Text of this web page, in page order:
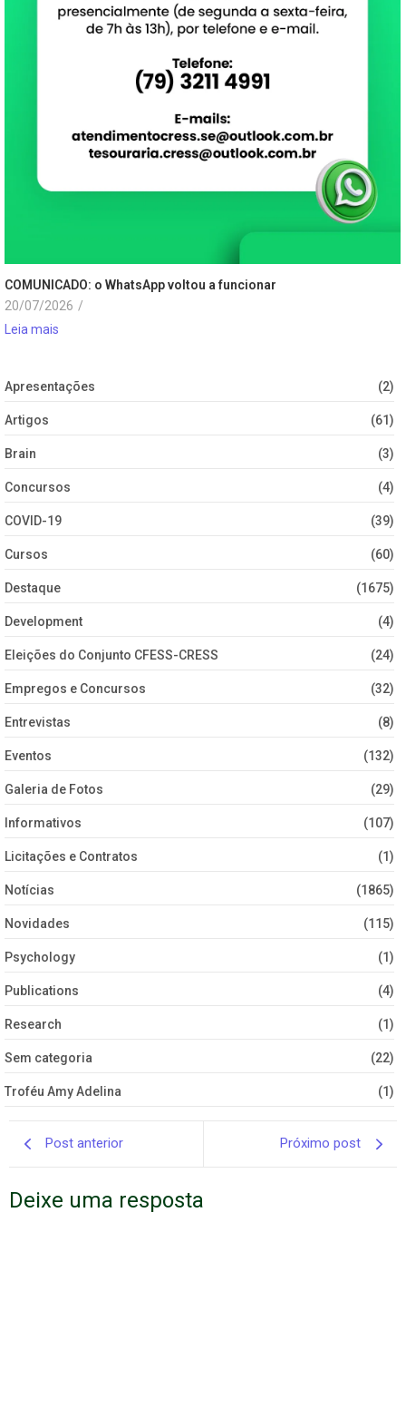
COMUNICADO: o WhatsApp voltou a funcionar
20/07/2026 /
Leia mais
Apresentações (2)
Artigos (61)
Brain (3)
Concursos (4)
COVID-19 (39)
Cursos (60)
Destaque (1675)
Development (4)
Eleições do Conjunto CFESS-CRESS (24)
Empregos e Concursos (32)
Entrevistas (8)
Eventos (132)
Galeria de Fotos (29)
Informativos (107)
Licitações e Contratos (1)
Notícias (1865)
Novidades (115)
Psychology (1)
Publications (4)
Research (1)
Sem categoria (22)
Troféu Amy Adelina (1)
Post anterior Próximo post
Deixe uma resposta